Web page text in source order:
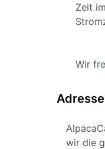
Zeit
Wir
wir die